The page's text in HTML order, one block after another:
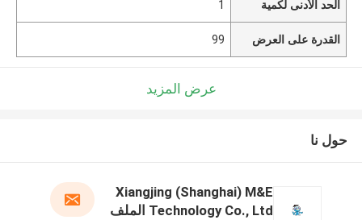
الحد الأدنى لكمية 1
القدرة على العرض 99
عرض المزيد
حول نا
Xiangjing (Shanghai) M&E
Technology Co., Ltd الملف